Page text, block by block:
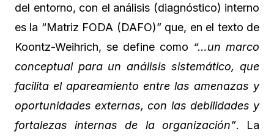
del entorno, con el análisis (diagnóstico) interno
es la “Matriz FODA (DAFO)” que, en el texto de
Koontz-Weihrich, se define como “…un marco
conceptual para un análisis sistemático, que
facilita el apareamiento entre las amenazas y
oportunidades externas, con las debilidades y
fortalezas internas de la organización”. La